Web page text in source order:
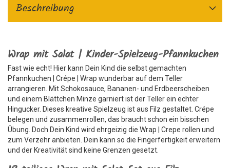
Beschreibung
Wrap mit Salat | Kinder-Spielzeug-Pfannkuchen
Fast wie echt! Hier kann Dein Kind die selbst gemachten
Pfannkuchen | Crépe | Wrap wunderbar auf dem Teller
arrangieren. Mit Schokosauce, Bananen- und Erdbeerscheiben
und einem Blättchen Minze garniert ist der Teller ein echter
Hingucker. Dieses kreative Spielzeug ist aus Filz gestaltet. Crépe
belegen und zusammenrollen, das braucht schon ein bisschen
Übung. Doch Dein Kind wird ehrgeizig die Wrap | Crepe rollen und
zum Verzehr anbieten. Dein kann so die Fingerfertigkeit erweitern
und der Kreativität sind keine Grenzen gesetzt.